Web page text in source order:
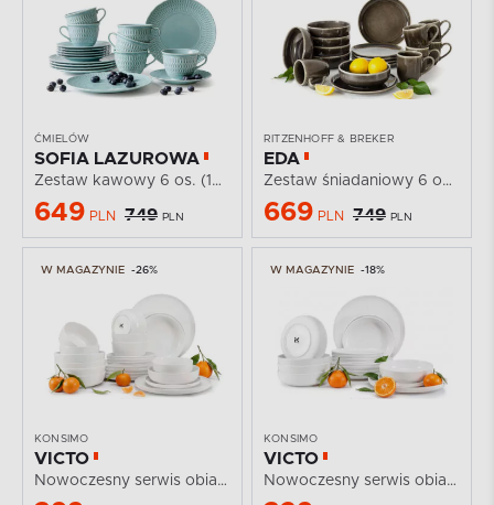
ĆMIELÓW
SOFIA LAZUROWA
Zestaw kawowy 6 os. (18 el.) z porcelany morski...
649 PLN 749 PLN
RITZENHOFF & BREKER
EDA
Zestaw śniadaniowy 6 os. (18 el.) z ceramiki w stylu...
669 PLN 749 PLN
W MAGAZYNIE -26%
KONSIMO
VICTO
Nowoczesny serwis obiadowy 6 os. 24 elementy biały
W MAGAZYNIE -18%
KONSIMO
VICTO
Nowoczesny serwis obiadowy 6 os. biały